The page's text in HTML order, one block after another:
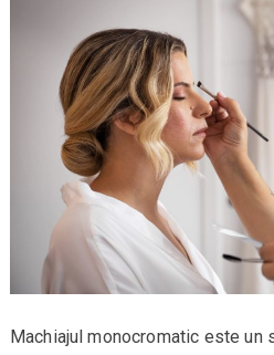
Machiajul monocromatic este